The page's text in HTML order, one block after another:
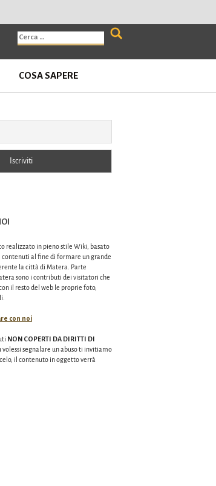
Ricerca
per:
COSA SAPERE
realizzato in pieno stile Wiki, basato
contenuti al fine di formare un grande
la città di Matera. Parte
sono i contributi dei visitatori che
il resto del web le proprie foto,
con noi
NON COPERTI DA DIRITTI DI
volessi segnalare un abuso ti invitiamo
il contenuto in oggetto verrà